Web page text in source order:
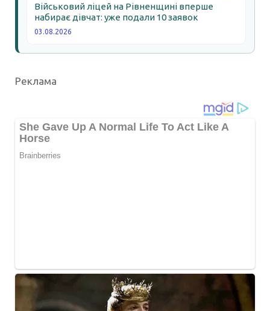
Військовий ліцей на Рівненщині вперше
набирає дівчат: уже подали 10 заявок
03.08.2026
Реклама